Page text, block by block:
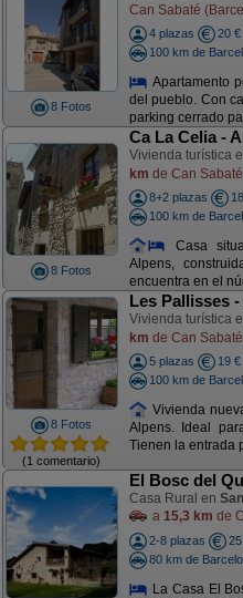
8 Fotos
Can Sabaté
4 plazas
20 €
100 km de
Apartamento
del pueblo. Con
parking cerrado
8 Fotos
Ca La Celia -
Vivienda turística
km de Can
8+2 plazas
100 km de
Casa
Alpens,
encuentra en el
8 Fotos
(1 comentario)
Les Pallisses
Vivienda turística
km de Can
5 plazas
19 €
100 km de
Vivienda
Alpens. Ideal
Tienen la entrada
El Bosc del
Casa Rural en
a 15,3 km de
2-8 plazas
80 km de
La Casa El